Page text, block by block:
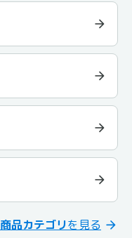
商品カテゴリを見る